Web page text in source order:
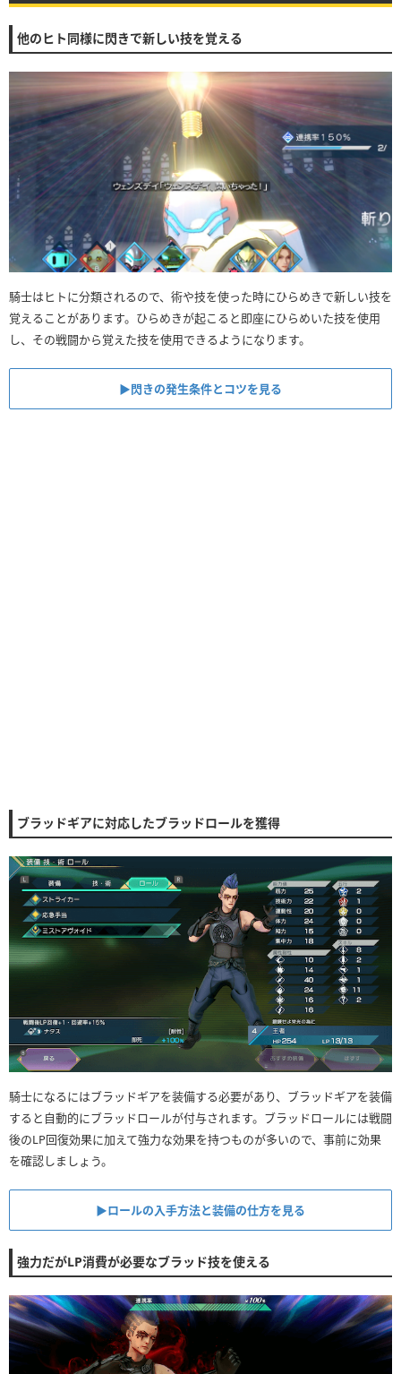
他のヒト同様に閃きで新しい技を覚える
騎士はヒトに分類されるので、術や技を使った時にひらめきで新しい技を
覚えることがあります。ひらめきが起こると即座にひらめいた技を使用
し、その戦闘から覚えた技を使用できるようになります。
▶︎閃きの発生条件とコツを見る
ブラッドギアに対応したブラッドロールを獲得
騎士になるにはブラッドギアを装備する必要があり、ブラッドギアを装備
すると自動的にブラッドロールが付与されます。ブラッドロールには戦闘
後のLP回復効果に加えて強力な効果を持つものが多いので、事前に効果
を確認しましょう。
▶︎ロールの入手方法と装備の仕方を見る
強力だがLP消費が必要なブラッド技を使える